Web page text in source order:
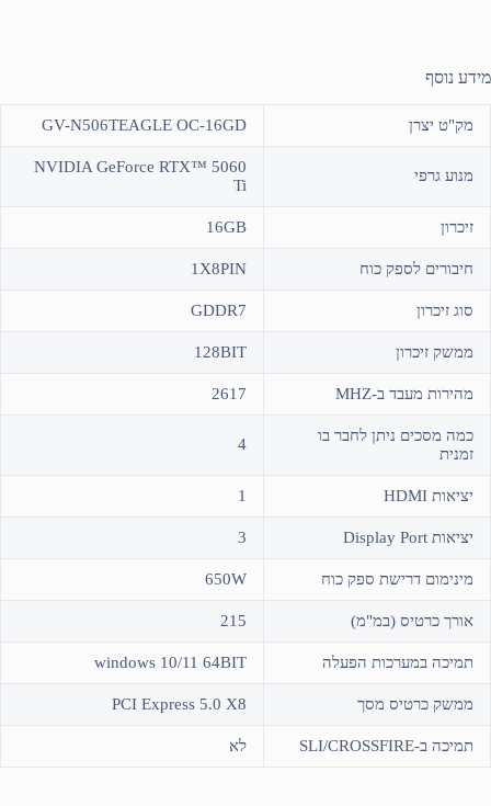
מידע נוסף
מק"ט יצרן GV-N506TEAGLE OC-16GD
מנוע גרפי
NVIDIA GeForce RTX™ 5060
Ti
זיכרון 16GB
חיבורים לספק כוח 1X8PIN
סוג זיכרון GDDR7
ממשק זיכרון 128BIT
מהירות מעבד ב-MHZ 2617
כמה מסכים ניתן לחבר בו
זמנית
4
יציאות HDMI 1
יציאות Display Port 3
מינימום דרישת ספק כוח 650W
אורך כרטיס (במ"מ) 215
תמיכה במערכות הפעלה windows 10/11 64BIT
ממשק כרטיס מסך PCI Express 5.0 X8
תמיכה ב-SLI/CROSSFIRE לא